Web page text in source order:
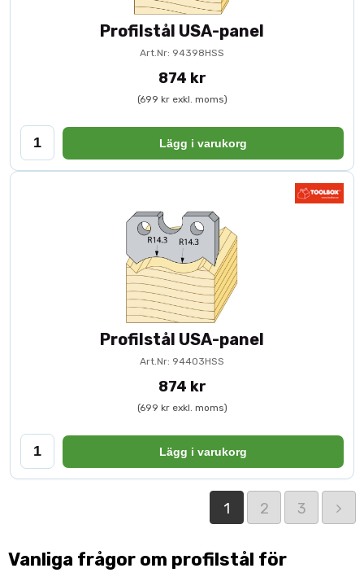
Profilstål USA-panel
Art.Nr: 94398HSS
874 kr
(699 kr exkl. moms)
Lägg i varukorg
Profilstål USA-panel
Art.Nr: 94403HSS
874 kr
(699 kr exkl. moms)
Lägg i varukorg
1 2 3
Vanliga frågor om profilstål för